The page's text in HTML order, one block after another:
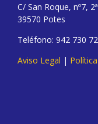
C/ San Roque, nº7,
39570 Potes
Teléfono: 942 730
Aviso Legal |